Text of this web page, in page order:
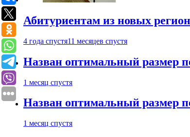
Абитуриентам из новых
4 года спустя11 месяцев спустя
Назван оптимальный размер
1 месяц спустя
Назван оптимальный размер
1 месяц спустя